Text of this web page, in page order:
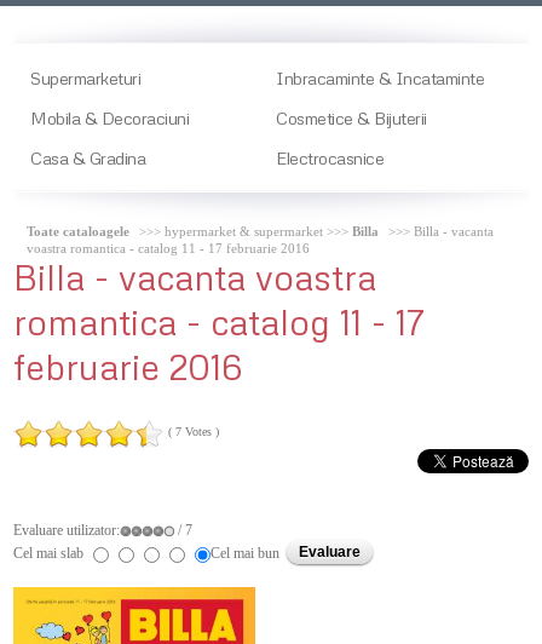
Supermarketuri
Inbracaminte & Incataminte
Mobila & Decoraciuni
Cosmetice & Bijuterii
Casa & Gradina
Electrocasnice
Toate cataloagele >>> hypermarket & supermarket >>>Billa
>>> Billa - vacanta
voastra romantica - catalog 11 - 17 februarie 2016
Billa - vacanta voastra
romantica - catalog 11 - 17
februarie 2016
( 7 Votes )
Evaluare utilizator:
/ 7
Cel mai slab
Cel mai bun